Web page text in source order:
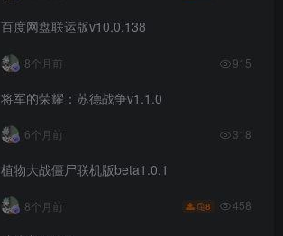
百度网盘联运版v10.0.138
8个月前 915
将军的荣耀：苏德战争v1.1.0
6个月前 318
植物大战僵尸联机版beta1.0.1
8个月前 8 458